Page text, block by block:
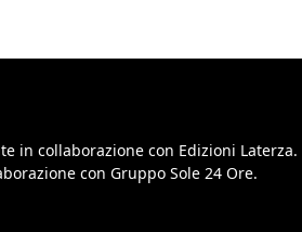
in collaborazione con Edizioni Laterza.
con Gruppo Sole 24 Ore.